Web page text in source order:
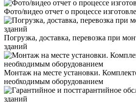
Фото/видео отчет о процессе
Погрузка, доставка, перевозка при
зданий
Монтаж на месте установки.
необходимым оборудованием